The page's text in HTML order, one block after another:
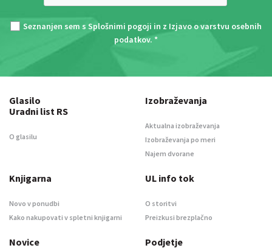
Seznanjen sem s Splošnimi pogoji in z Izjavo o varstvu osebnih
podatkov. *
Glasilo
Uradni list RS
O glasilu
Izobraževanja
Aktualna izobraževanja
Izobraževanja po meri
Najem dvorane
Knjigarna
Novo v ponudbi
Kako nakupovati v spletni knjigarni
UL info tok
O storitvi
Preizkusi brezplačno
Novice Podjetje